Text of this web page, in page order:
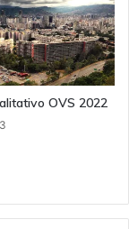
OVS 2022